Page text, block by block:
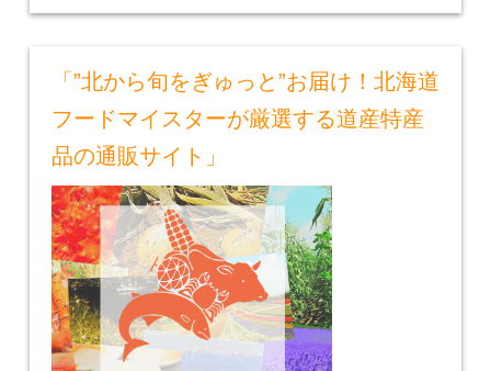
「”北から旬をぎゅっと”お届け！北海道
フードマイスターが厳選する道産特産
品の通販サイト」